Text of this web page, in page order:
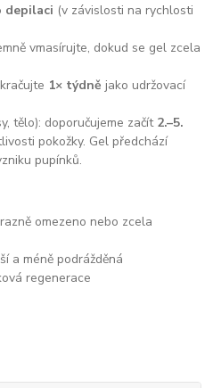
depilaci (v závislosti na rychlosti
vmasírujte, dokud se gel zcela
1× týdně jako udržovací
tělo): doporučujeme začít 2.–5.
pokožky. Gel předchází
pupínků.
omezeno nebo zcela
a méně podrážděná
regenerace